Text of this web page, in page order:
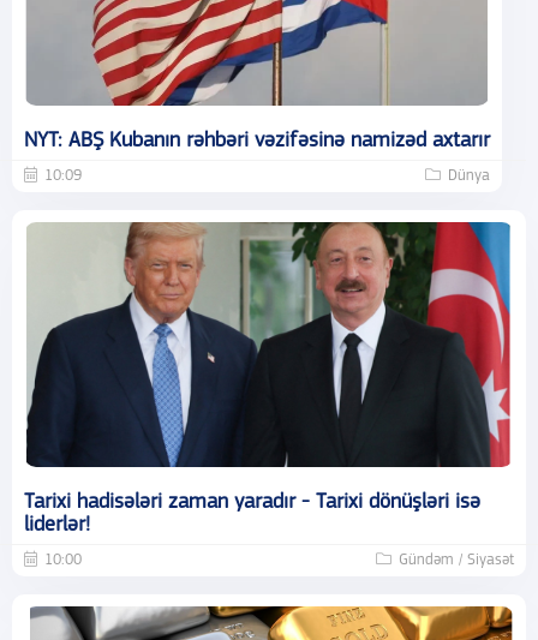
NYT: ABŞ Kubanın rəhbəri vəzifəsinə namizəd axtarır
10:09 Dünya
Tarixi hadisələri zaman yaradır - Tarixi dönüşləri isə
liderlər!
10:00 Gündəm / Siyasət